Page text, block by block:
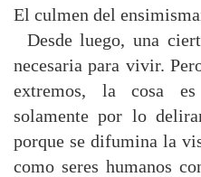
El culmen del
Desde luego, una
necesaria para vivir.
extremos, la cosa
solamente por lo
porque se difumina la
como seres humanos